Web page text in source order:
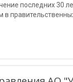
последних 30